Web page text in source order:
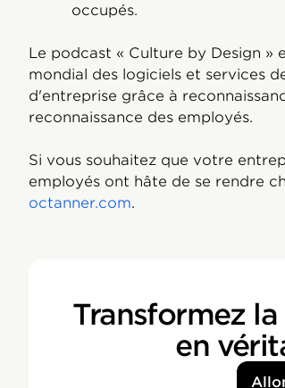
occupés.
Le podcast « Culture by Design »
mondial des logiciels et services
d'entreprise grâce à
reconnaissance des employés.
Si vous souhaitez que votre
employés ont hâte de se rendre
octanner.com.
Transformez
en